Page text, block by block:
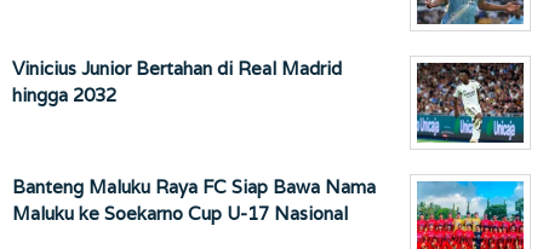
Vinicius Junior Bertahan di Real Madrid
hingga 2032
Banteng Maluku Raya FC Siap Bawa Nama
Maluku ke Soekarno Cup U-17 Nasional